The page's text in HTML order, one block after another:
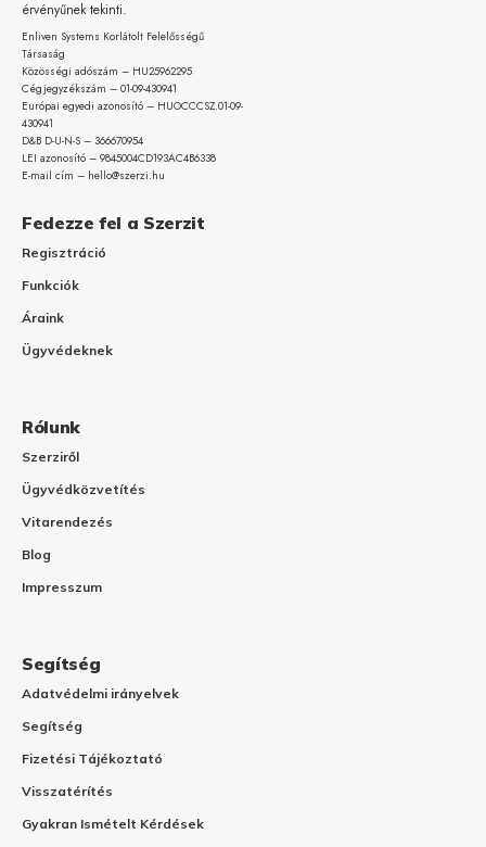
érvényűnek tekinti.
Enliven Systems Korlátolt Felelősségű
Társaság
Közösségi adószám – HU25962295
Cégjegyzékszám – 01-09-430941
Európai egyedi azonosító – HUOCCCSZ.01-09-
430941
D&B D-U-N-S – 366670954
LEI azonosító – 9845004CD193AC4B6338
E-mail cím – hello@szerzi.hu
Fedezze fel a Szerzit
Regisztráció
Funkciók
Áraink
Ügyvédeknek
Rólunk
Szerziről
Ügyvédközvetítés
Vitarendezés
Blog
Impresszum
Segítség
Adatvédelmi irányelvek
Segítség
Fizetési Tájékoztató
Visszatérítés
Gyakran Ismételt Kérdések